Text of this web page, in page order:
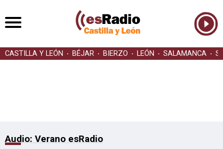
CASTILLA Y LEÓN BÉJAR BIERZO LEÓN SALAMANCA
Audio: Verano esRadio